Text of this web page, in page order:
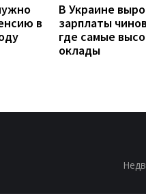
в
В Украине
зарплаты
где самые
оклады